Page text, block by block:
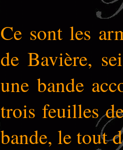
Ce sont les
de Bavière,
une bande
trois feuilles
bande, le tout